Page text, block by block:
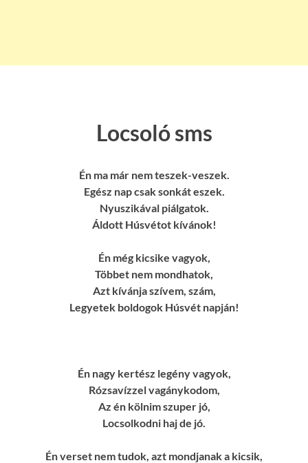
Locsoló sms
Én ma már nem teszek-veszek.
Egész nap csak sonkát eszek.
Nyuszikával piálgatok.
Áldott Húsvétot kívánok!
Én még kicsike vagyok,
Többet nem mondhatok,
Azt kívánja szívem, szám,
Legyetek boldogok Húsvét napján!
Én nagy kertész legény vagyok,
Rózsavízzel vagánykodom,
Az én kölnim szuper jó,
Locsolkodni haj de jó.
Én verset nem tudok, azt mondjanak a kicsik,